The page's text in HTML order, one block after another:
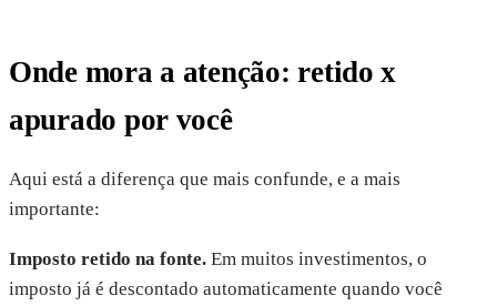
Onde mora a atenção: retido x
apurado por você
Aqui está a diferença que mais confunde, e a mais
importante:
Imposto retido na fonte. Em muitos investimentos, o
imposto já é descontado automaticamente quando você